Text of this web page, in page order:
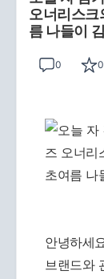
오너리스크
름 나들이
0 0
안녕하세
브랜드와